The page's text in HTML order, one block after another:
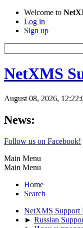
Welcome to
Log in
Sign up
NetXMS
August 08, 2026,
News:
Follow us on Facebook!
Main Menu
Main Menu
Home
Search
NetXMS Support
► Russian